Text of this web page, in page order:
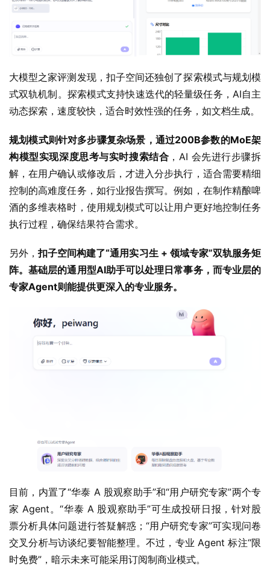
大模型之家评测发现，扣子空间还独创了探索模式与规划模
式双轨机制。探索模式支持快速迭代的轻量级任务，AI自主
动态探索，速度较快，适合时效性强的任务，如文档生成。
规划模式则针对多步骤复杂场景，通过200B参数的MoE架
构模型实现深度思考与实时搜索结合 ，AI 会先进行步骤拆
解，在用户确认或修改后，才进入分步执行，适合需要精细
控制的高难度任务，如行业报告撰写。例如，在制作精酿啤
酒的多维表格时，使用规划模式可以让用户更好地控制任务
执行过程，确保结果符合需求。
另外，扣子空间构建了“通用实习生 + 领域专家”双轨服务矩
阵。基础层的通用型AI助手可以处理日常事务，而专业层的
专家Agent则能提供更深入的专业服务。
目前，内置了“华泰 A 股观察助手”和“用户研究专家”两个专
家 Agent。“华泰 A 股观察助手”可生成投研日报，针对股
票分析具体问题进行答疑解惑；“用户研究专家”可实现问卷
交叉分析与访谈纪要智能整理。不过，专业 Agent 标注“限
时免费”，暗示未来可能采用订阅制商业模式。